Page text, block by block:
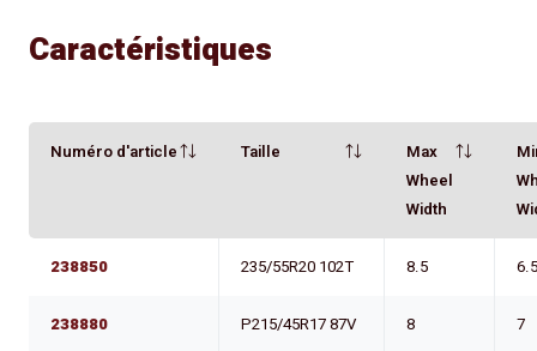
Caractéristiques
Numéro d'article Taille
Max
Wheel
Width
238850 235/55R20 102T 8.5
238880 P215/45R17 87V 8 7